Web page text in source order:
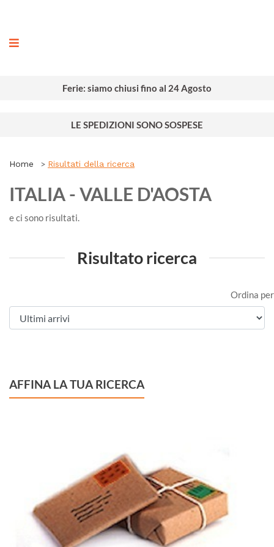
Ferie: siamo chiusi fino al 24 Agosto
LE SPEDIZIONI SONO SOSPESE
Home Risultati della ricerca
ITALIA - VALLE D'AOSTA
e ci sono risultati.
Risultato ricerca
AFFINA LA TUA RICERCA
Ordina per